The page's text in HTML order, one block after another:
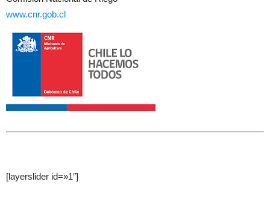
www.cnr.gob.cl
[layerslider id=»1″]